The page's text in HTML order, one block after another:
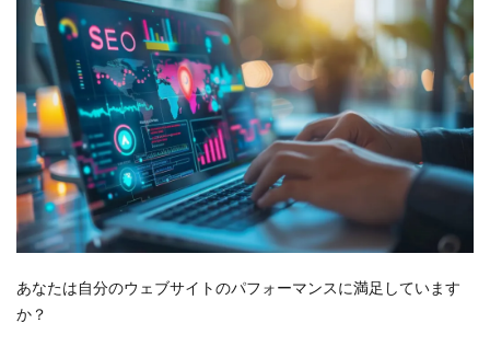
あなたは自分のウェブサイトのパフォーマンスに満足しています
か？